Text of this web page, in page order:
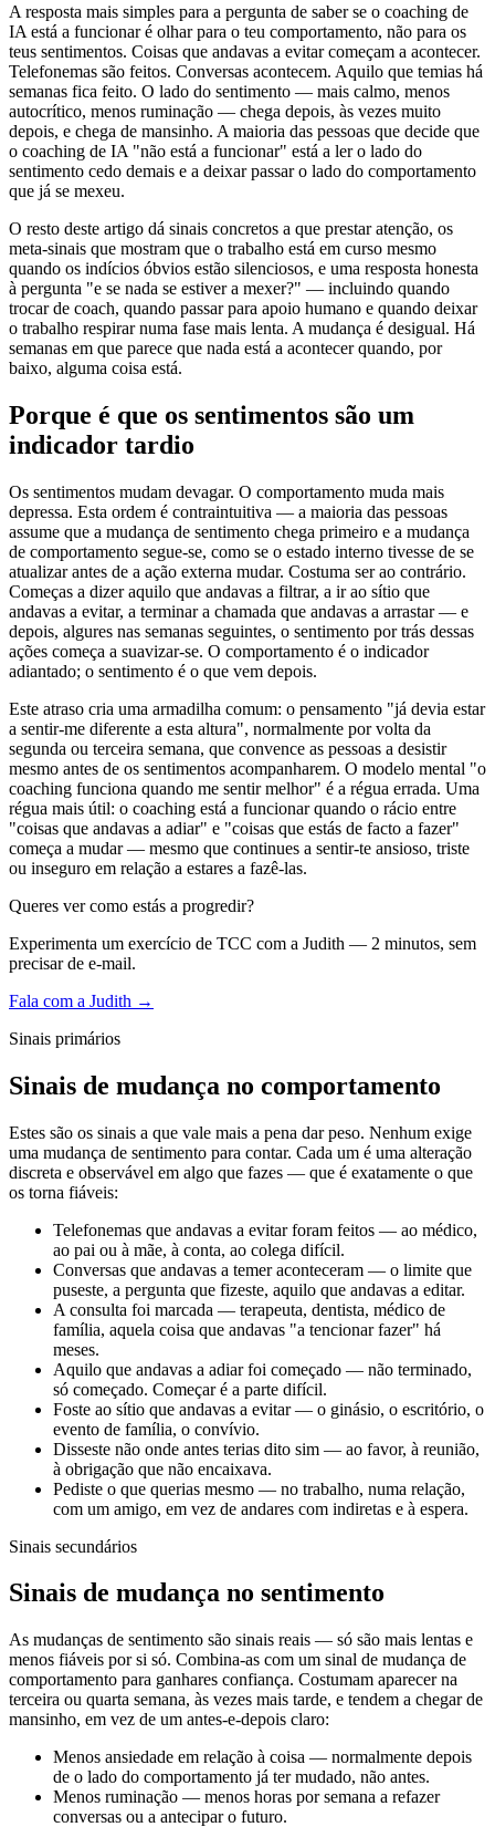
A resposta mais simples para a pergunta de saber se o coaching de
IA está a funcionar é olhar para o teu comportamento, não para os
teus sentimentos. Coisas que andavas a evitar começam a acontecer.
Telefonemas são feitos. Conversas acontecem. Aquilo que temias há
semanas fica feito. O lado do sentimento — mais calmo, menos
autocrítico, menos ruminação — chega depois, às vezes muito
depois, e chega de mansinho. A maioria das pessoas que decide que
o coaching de IA "não está a funcionar" está a ler o lado do
sentimento cedo demais e a deixar passar o lado do comportamento
que já se mexeu.
O resto deste artigo dá sinais concretos a que prestar atenção, os
meta-sinais que mostram que o trabalho está em curso mesmo
quando os indícios óbvios estão silenciosos, e uma resposta honesta
à pergunta "e se nada se estiver a mexer?" — incluindo quando
trocar de coach, quando passar para apoio humano e quando deixar
o trabalho respirar numa fase mais lenta. A mudança é desigual. Há
semanas em que parece que nada está a acontecer quando, por
baixo, alguma coisa está.
Porque é que os sentimentos são um
indicador tardio
Os sentimentos mudam devagar. O comportamento muda mais
depressa. Esta ordem é contraintuitiva — a maioria das pessoas
assume que a mudança de sentimento chega primeiro e a mudança
de comportamento segue-se, como se o estado interno tivesse de se
atualizar antes de a ação externa mudar. Costuma ser ao contrário.
Começas a dizer aquilo que andavas a filtrar, a ir ao sítio que
andavas a evitar, a terminar a chamada que andavas a arrastar — e
depois, algures nas semanas seguintes, o sentimento por trás dessas
ações começa a suavizar-se. O comportamento é o indicador
adiantado; o sentimento é o que vem depois.
Este atraso cria uma armadilha comum: o pensamento "já devia estar
a sentir-me diferente a esta altura", normalmente por volta da
segunda ou terceira semana, que convence as pessoas a desistir
mesmo antes de os sentimentos acompanharem. O modelo mental "o
coaching funciona quando me sentir melhor" é a régua errada. Uma
régua mais útil: o coaching está a funcionar quando o rácio entre
"coisas que andavas a adiar" e "coisas que estás de facto a fazer"
começa a mudar — mesmo que continues a sentir-te ansioso, triste
ou inseguro em relação a estares a fazê-las.
Queres ver como estás a progredir?
Experimenta um exercício de TCC com a Judith — 2 minutos, sem
precisar de e-mail.
Fala com a Judith →
Sinais primários
Sinais de mudança no comportamento
Estes são os sinais a que vale mais a pena dar peso. Nenhum exige
uma mudança de sentimento para contar. Cada um é uma alteração
discreta e observável em algo que fazes — que é exatamente o que
os torna fiáveis:
Telefonemas que andavas a evitar foram feitos — ao médico,
ao pai ou à mãe, à conta, ao colega difícil.
Conversas que andavas a temer aconteceram — o limite que
puseste, a pergunta que fizeste, aquilo que andavas a editar.
A consulta foi marcada — terapeuta, dentista, médico de
família, aquela coisa que andavas "a tencionar fazer" há
meses.
Aquilo que andavas a adiar foi começado — não terminado,
só começado. Começar é a parte difícil.
Foste ao sítio que andavas a evitar — o ginásio, o escritório, o
evento de família, o convívio.
Disseste não onde antes terias dito sim — ao favor, à reunião,
à obrigação que não encaixava.
Pediste o que querias mesmo — no trabalho, numa relação,
com um amigo, em vez de andares com indiretas e à espera.
Sinais secundários
Sinais de mudança no sentimento
As mudanças de sentimento são sinais reais — só são mais lentas e
menos fiáveis por si só. Combina-as com um sinal de mudança de
comportamento para ganhares confiança. Costumam aparecer na
terceira ou quarta semana, às vezes mais tarde, e tendem a chegar de
mansinho, em vez de um antes-e-depois claro:
Menos ansiedade em relação à coisa — normalmente depois
de o lado do comportamento já ter mudado, não antes.
Menos ruminação — menos horas por semana a refazer
conversas ou a antecipar o futuro.